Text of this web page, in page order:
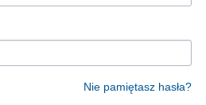
Nie pamiętasz hasła?